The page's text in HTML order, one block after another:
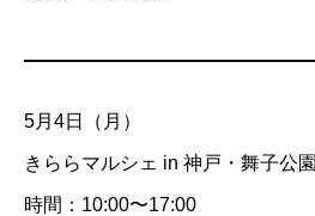
5月4日（月）
きららマルシェ in 神戸・舞子公園
時間：10:00〜17:00